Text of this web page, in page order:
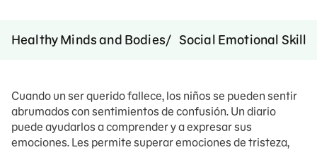
Healthy Minds and Bodies Social Emotional Skills
Cuando un ser querido fallece, los niños se pueden sentir
abrumados con sentimientos de confusión. Un diario
puede ayudarlos a comprender y a expresar sus
emociones. Les permite superar emociones de tristeza,